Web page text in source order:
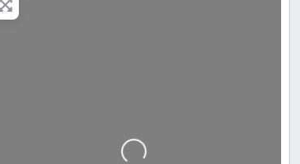
Cargando…